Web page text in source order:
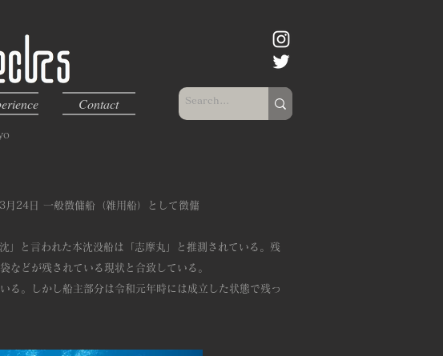
Contact
24日 一般徴傭船（雑用船）として徴傭
と言われた本沈没船は「志摩丸」と推測されている。残
などが残されている現状と合致している。
る。しかし船主部分は令和元年時には成立した状態で残っ